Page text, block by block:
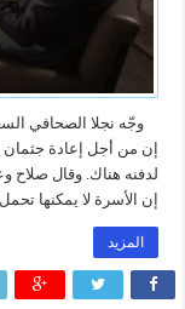
وجّه نجلا الصحافي
إن من أجل إعادة جثمان
لدفنه هناك. وقال
إن الأسرة لا يمكنها
المزيد